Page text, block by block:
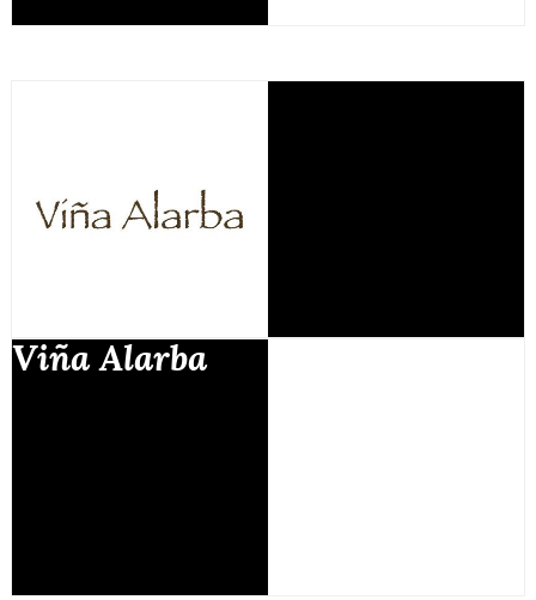
Viña Alarba